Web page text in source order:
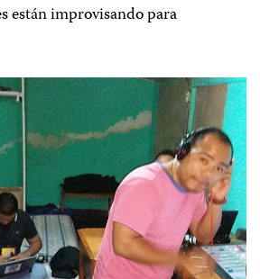
están improvisando para